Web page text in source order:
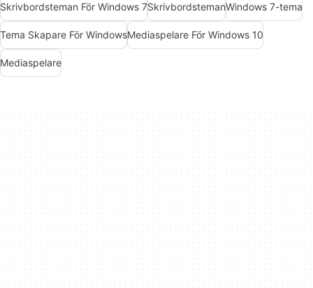
Skrivbordsteman För Windows 7SkrivbordstemanWindows 7-tema
Tema Skapare För WindowsMediaspelare För Windows 10
Mediaspelare